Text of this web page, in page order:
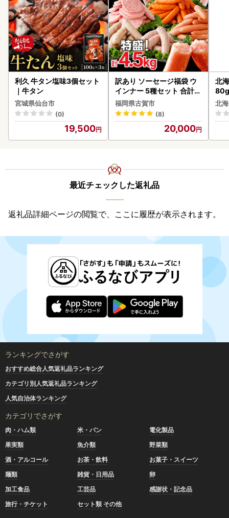
利久 牛タン塩味3個セット
｜牛タン
宮城県仙台市
(0)
19,500
訳あり ソーセージ福袋 ウ
インナー 5種セット 合計4.
5kg ソーセージ
福岡県古賀市
(8)
20,000
北
ク
く
道
北
最近チェックした返礼品
返礼品詳細ページの閲覧で、ここに履歴が表示されます。
ランキングでさがす
おすすめ総合人気返礼品ランキング
カテゴリ別人気返礼品ランキング
人気自治体ランキング
カテゴリでさがす
肉・ハム類 米・パン
電化製品
果実類
魚介類
野菜類
酒・アルコール
お茶・飲料
お菓子・スイーツ
麺類
雑貨・日用品
卵
加工食品
工芸品
感謝状・記念品
旅行・チケット
セット類 その他